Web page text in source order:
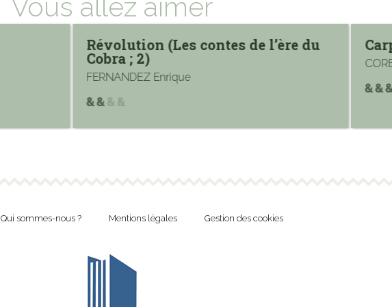
Vous allez aimer
Révolution (Les contes de l’ère du
Cobra ; 2)
FERNANDEZ Enrique
Qui sommes-nous ? Mentions légales Gestion des cookies